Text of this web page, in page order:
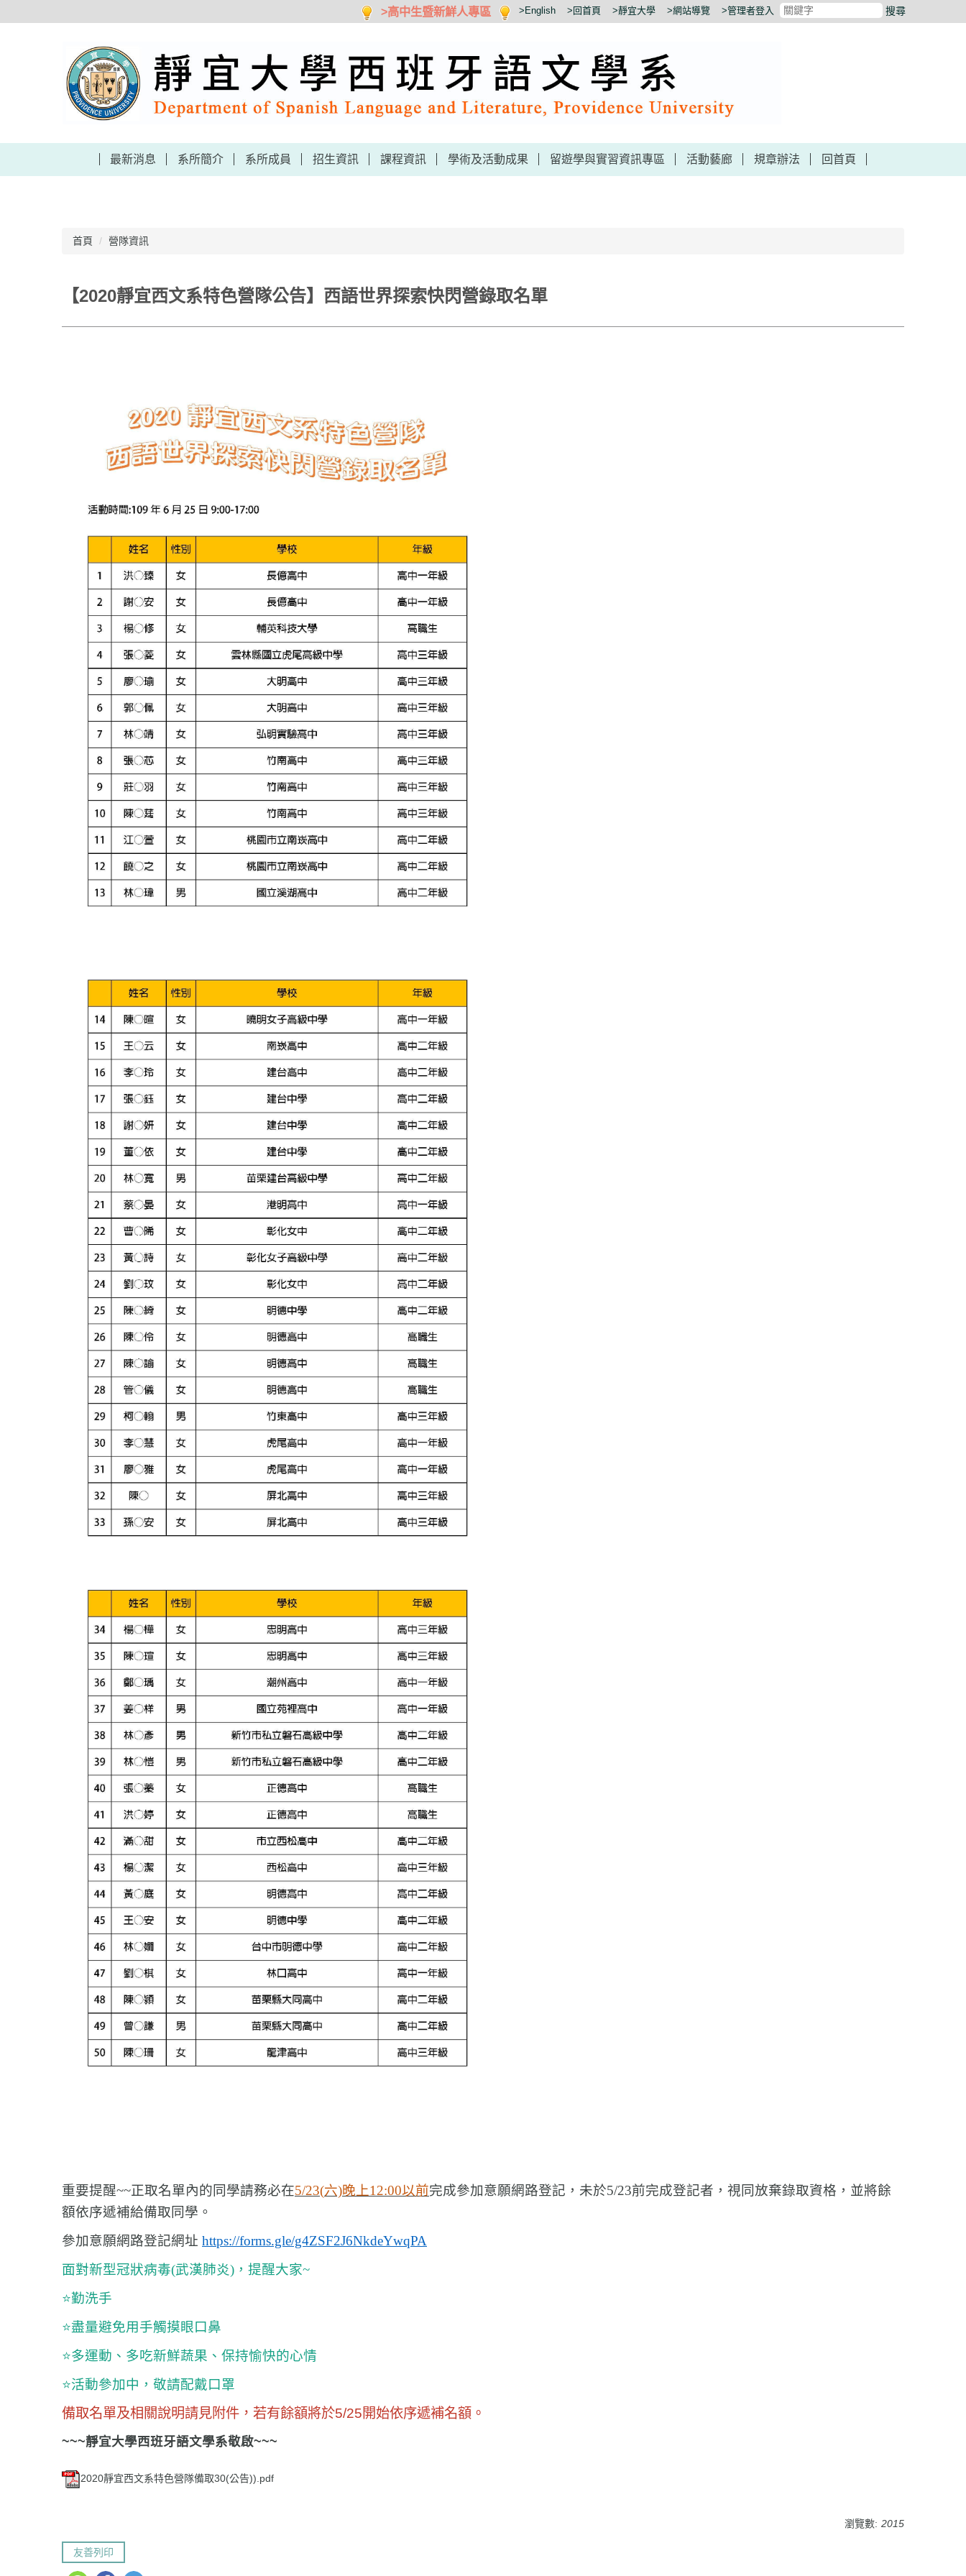
到
>高中生暨新鮮人專區 >English >回首頁 >靜宜大學 >網站導覽 >管理者登入 搜尋
最新消息 系所簡介 系所成員 招生資訊 課程資訊 學術及活動成果 留遊學與實習資訊專區 活動藝廊 規章辦法 回首頁
首頁 營隊資訊
【2020靜宜西文系特色營隊公告】西語世界探索快閃營錄取名單
重要提醒~~正取名單內的同學請務必在5/23(六)晚上12:00以前完成參加意願網路登記，未於5/23前完成登記者，視同放棄錄取資格，並將餘
額依序遞補給備取同學。
參加意願網路登記網址 https://forms.gle/g4ZSF2J6NkdeYwqPA
面對新型冠狀病毒(武漢肺炎)，提醒大家~
⭐勤洗手
⭐盡量避免用手觸摸眼口鼻
⭐多運動、多吃新鮮蔬果、保持愉快的心情
⭐活動參加中，敬請配戴口罩
備取名單及相關說明請見附件，若有餘額將於5/25開始依序遞補名額。
~~~靜宜大學西班牙語文學系敬啟~~~
2020靜宜西文系特色營隊備取30(公告)).pdf
瀏覽數: 2015
友善列印